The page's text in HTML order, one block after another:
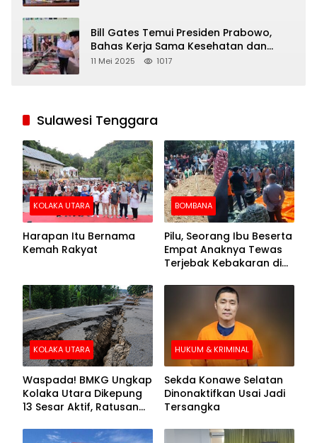
Bill Gates Temui Presiden Prabowo,
Bahas Kerja Sama Kesehatan dan
Program Makan Bergizi Gratis
11 Mei 2025 1017
Sulawesi Tenggara
KOLAKA UTARA
Harapan Itu Bernama
Kemah Rakyat
BOMBANA
Pilu, Seorang Ibu Beserta
Empat Anaknya Tewas
Terjebak Kebakaran di
KOLAKA UTARA
Waspada! BMKG Ungkap
Kolaka Utara Dikepung
13 Sesar Aktif, Ratusan
HUKUM & KRIMINAL
Sekda Konawe Selatan
Dinonaktifkan Usai Jadi
Tersangka